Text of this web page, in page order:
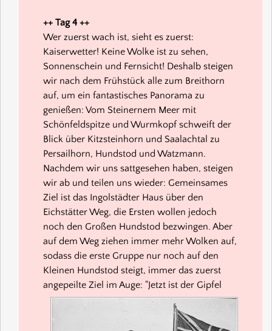
++ Tag 4 ++
Wer zuerst wach ist, sieht es zuerst:
Kaiserwetter! Keine Wolke ist zu sehen,
Sonnenschein und Fernsicht! Deshalb steigen
wir nach dem Frühstück alle zum Breithorn
auf, um ein fantastisches Panorama zu
genießen: Vom Steinernem Meer mit
Schönfeldspitze und Wurmkopf schweift der
Blick über Kitzsteinhorn und Saalachtal zu
Persailhorn, Hundstod und Watzmann.
Nachdem wir uns sattgesehen haben, steigen
wir ab und teilen uns wieder: Gemeinsames
Ziel ist das Ingolstädter Haus über den
Eichstätter Weg, die Ersten wollen jedoch
noch den Großen Hundstod bezwingen. Aber
auf dem Weg ziehen immer mehr Wolken auf,
sodass die erste Gruppe nur noch auf den
Kleinen Hundstod steigt, immer das zuerst
angepeilte Ziel im Auge: "Jetzt ist der Gipfel